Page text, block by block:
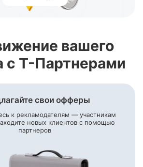
вашего
с Т-Партнерами
свои офферы
к рекламодателям — участникам
новых клиентов с помощью
партнеров